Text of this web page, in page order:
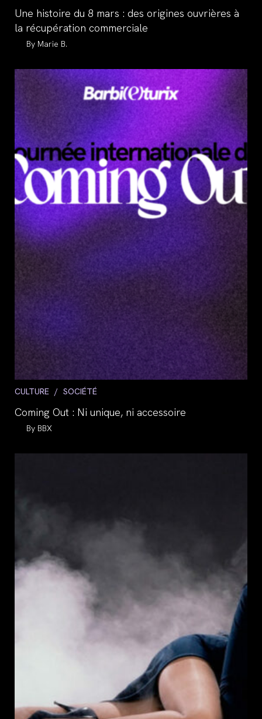
Une histoire du 8 mars : des origines ouvrières à
la récupération commerciale
Auteur/autrice
la
publication :
Marie B.
Post
CULTURE / SOCIÉTÉ
Coming Out : Ni unique, ni accessoire
Auteur/autrice
la
BBX